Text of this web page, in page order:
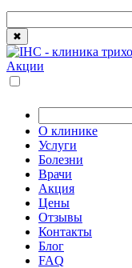
✖
Акции
О клинике
Услуги
Болезни
Врачи
Акция
Цены
Отзывы
Контакты
Блог
FAQ